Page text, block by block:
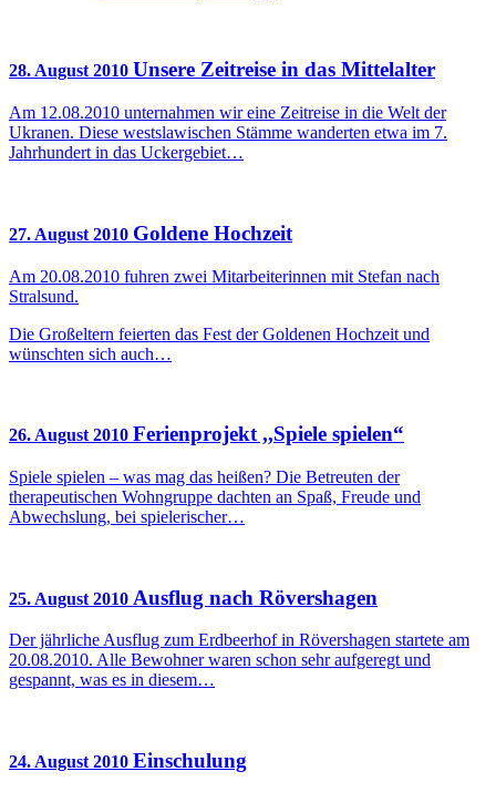
28. August 2010 Unsere Zeitreise in das Mittelalter
Am 12.08.2010 unternahmen wir eine Zeitreise in die Welt der
Ukranen. Diese westslawischen Stämme wanderten etwa im 7.
Jahrhundert in das Uckergebiet…
27. August 2010 Goldene Hochzeit
Am 20.08.2010 fuhren zwei Mitarbeiterinnen mit Stefan nach
Stralsund.
Die Großeltern feierten das Fest der Goldenen Hochzeit und
wünschten sich auch…
26. August 2010 Ferienprojekt ,,Spiele spielen“
Spiele spielen – was mag das heißen? Die Betreuten der
therapeutischen Wohngruppe dachten an Spaß, Freude und
Abwechslung, bei spielerischer…
25. August 2010 Ausflug nach Rövershagen
Der jährliche Ausflug zum Erdbeerhof in Rövershagen startete am
20.08.2010. Alle Bewohner waren schon sehr aufgeregt und
gespannt, was es in diesem…
24. August 2010 Einschulung